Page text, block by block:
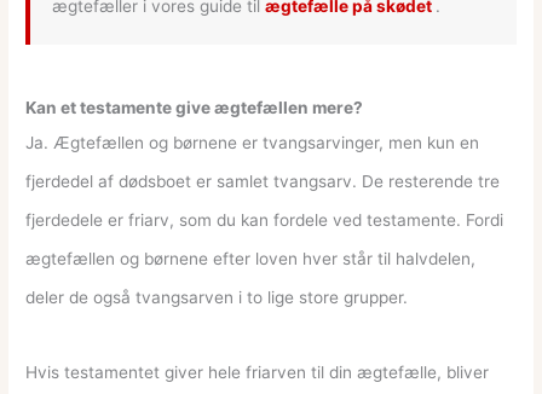
ægtefæller i vores guide tilægtefælle på skødet .
Kan et testamente give ægtefællen mere?
Ja. Ægtefællen og børnene er tvangsarvinger, men kun en
fjerdedel af dødsboet er samlet tvangsarv. De resterende tre
fjerdedele er friarv, som du kan fordele ved testamente. Fordi
ægtefællen og børnene efter loven hver står til halvdelen,
deler de også tvangsarven i to lige store grupper.
Hvis testamentet giver hele friarven til din ægtefælle, bliver